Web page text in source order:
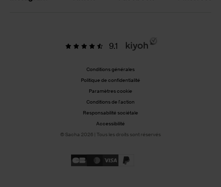
9.1
Conditions générales
Politique de confidentialité
Paramètres cookie
Conditions de l'action
Responsabilité sociétale
Accessibilité
© Sacha 2026 | Tous les droits sont réservés